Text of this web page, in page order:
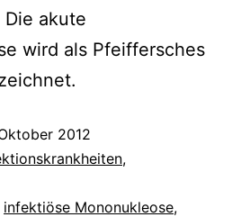
akute
wird als Pfeiffersches
2012
,
infektiöse Mononukleose,